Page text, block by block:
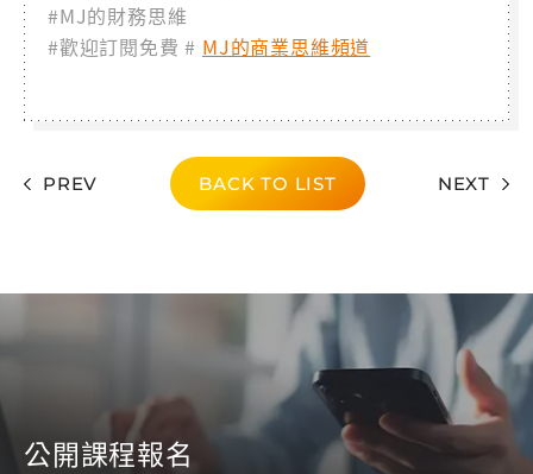
#MJ的財務思維
#歡迎訂閱免費 # MJ的商業思維頻道
PREV BACK TO LIST NEXT
公開課程報名